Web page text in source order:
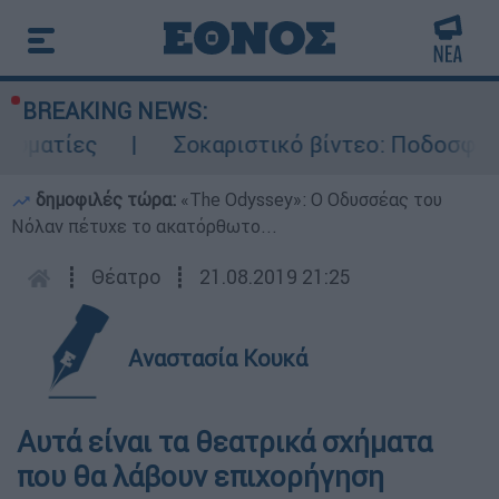
BREAKING NEWS:
Σοκαριστικό βίντεο: Ποδοσφαιριστής
δημοφιλές τώρα: «Τhe Odyssey»: Ο Οδυσσέας του
Νόλαν πέτυχε το ακατόρθωτο...
┋ Θέατρο ┋ 21.08.2019 21:25
Αναστασία Κουκά
Αυτά είναι τα θεατρικά σχήματα
που θα λάβουν επιχορήγηση